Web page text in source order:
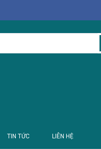
TIN TỨC LIÊN HỆ